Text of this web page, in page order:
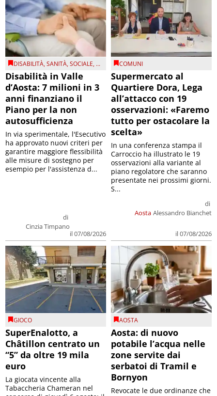
DISABILITÀ,SANITÀ,SOCIALE, ...
Disabilità in Valle
d’Aosta: 7 milioni in 3
anni finanziano il
Piano per la non
autosufficienza
di
Cinzia Timpano
il 07/08/2026
In via sperimentale, l'Esecutivo
ha approvato nuovi criteri per
garantire maggiore flessibilità
alle misure di sostegno per
esempio per l'assistenza d...
COMUNI
Supermercato al
Quartiere Dora, Lega
all’attacco con 19
osservazioni: «Faremo
tutto per ostacolare la
scelta»
Aosta
di
Alessandro Bianchet
il 07/08/2026
In una conferenza stampa il
Carroccio ha illustrato le 19
osservazioni alla variante al
piano regolatore che saranno
presentate nei prossimi giorni.
S...
GIOCO
SuperEnalotto, a
Châtillon centrato un
“5” da oltre 19 mila
euro
La giocata vincente alla
Tabaccheria Chameran nel
AOSTA
Aosta: di nuovo
potabile l’acqua nelle
zone servite dai
serbatoi di Tramil e
Bornyon
Revocate le due ordinanze che